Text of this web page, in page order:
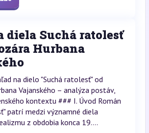
diela Suchá ratolesť
Hurbana
na dielo "Suchá ratolesť" od
Vajanského – analýza postáv,
kontextu ### I. Úvod Román
patrí medzi významné diela
z obdobia konca 19....